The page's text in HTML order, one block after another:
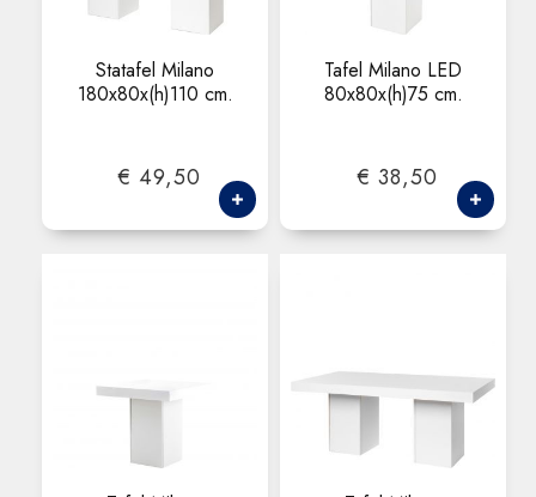
Statafel Milano
180x80x(h)110 cm.
€ 49,50
Tafel Milano LED
80x80x(h)75 cm.
€ 38,50